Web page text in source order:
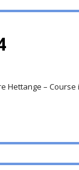
Hettange –